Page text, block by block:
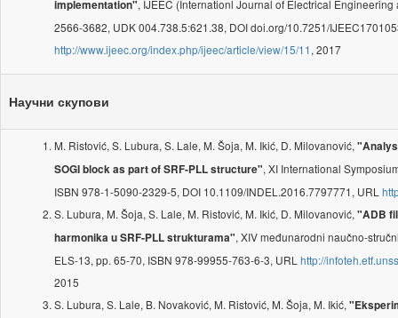
implementation", IJEEC (Internationl Journal of Electrical
2566-3682, UDK 004.738.5:621.38, DOI doi.org/10.7251/
http://www.ijeec.org/index.php/ijeec/article/view/15/11 , 2017
Научни скупови
M. Ristović, S. Lubura, S. Lale, M. Šoja, M. Ikić, D. Milovanović,
SOGI block as part of SRF-PLL structure", XI International
ISBN 978-1-5090-2329-5, DOI 10.1109/INDEL.2016.7797771, URL
S. Lubura, M. Šoja, S. Lale, M. Ristović, M. Ikić, D. Milovanović, "ADB
harmonika u SRF-PLL strukturama", XIV međunarodni naučno-
ELS-13, pp. 65-70, ISBN 978-99955-763-6-3, URL http://
2015
S. Lubura, S. Lale, B. Novaković, M. Ristović, M. Šoja, M. Ikić,